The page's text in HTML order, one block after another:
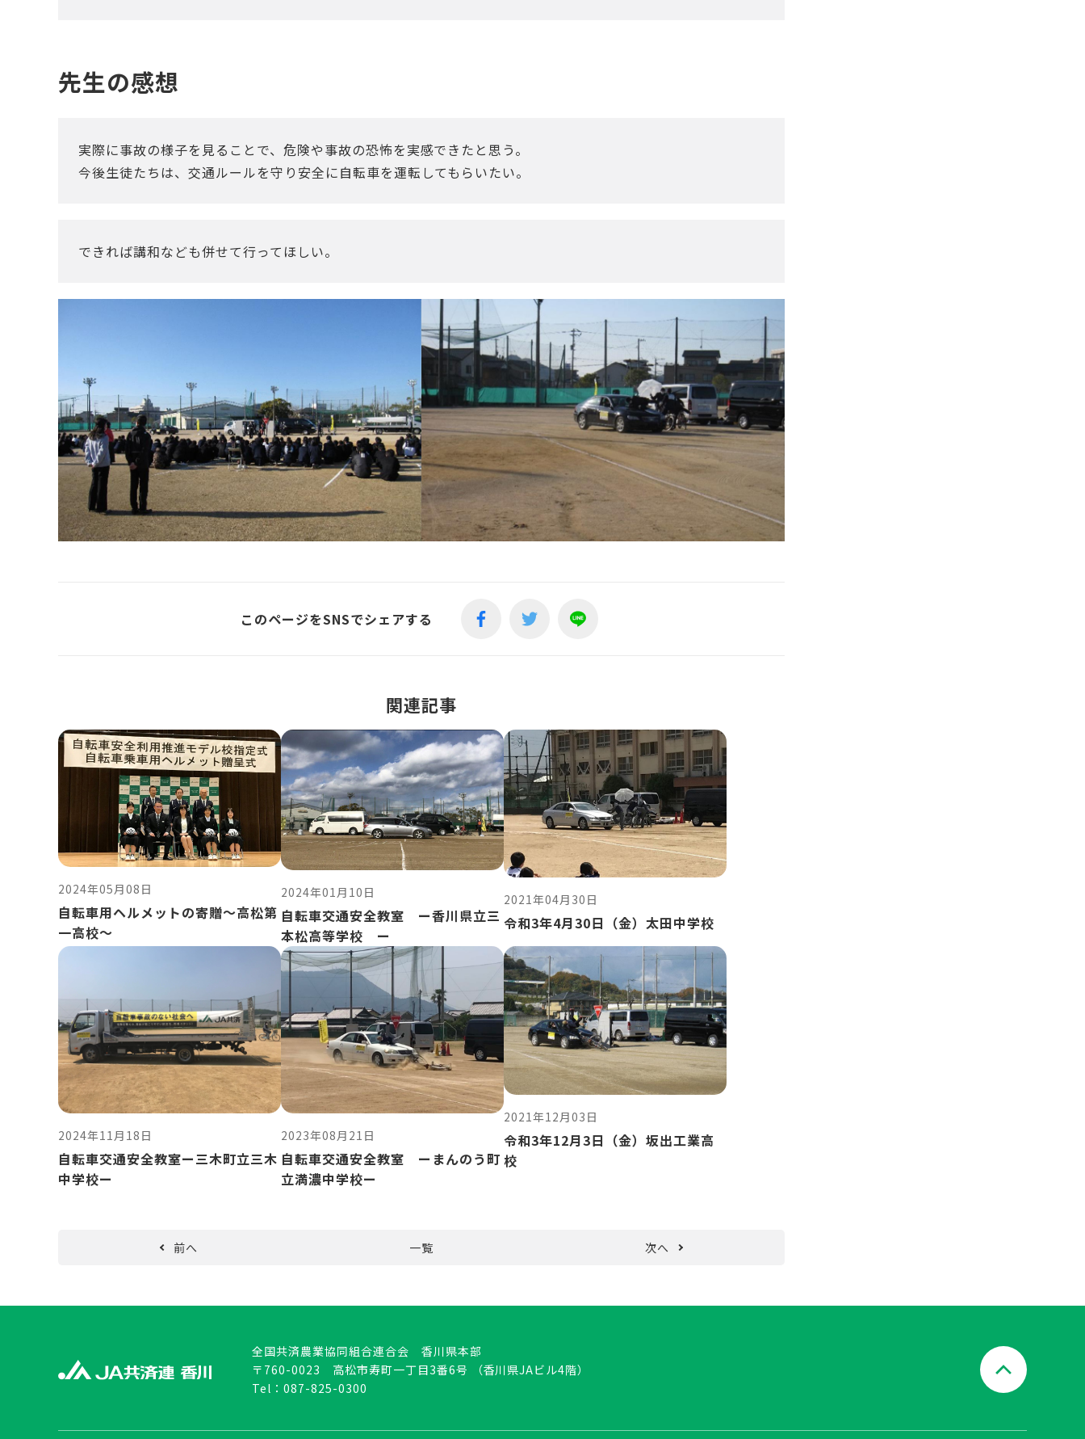
先生の感想
実際に事故の様子を見ることで、危険や事故の恐怖を実感できたと思う。
今後生徒たちは、交通ルールを守り安全に自転車を運転してもらいたい。
できれば講和なども併せて行ってほしい。
このページをSNSでシェアする
関連記事
自転車用ヘルメットの寄贈～高松第
一高校～
2024年05月08日
自転車交通安全教室 ー香川県立三
本松高等学校 ー
2024年01月10日
令和3年4月30日（金）太田中学校
2021年04月30日
自転車交通安全教室ー三木町立三木
中学校ー
2024年11月18日
自転車交通安全教室 ーまんのう町
立満濃中学校ー
2023年08月21日
令和3年12月3日（金）坂出工業高
校
2021年12月03日
前へ 一覧 次へ
全国共済農業協同組合連合会 香川県本部
〒760-0023 高松市寿町一丁目3番6号 （香川県JAビル4階）
Tel： 087-825-0300